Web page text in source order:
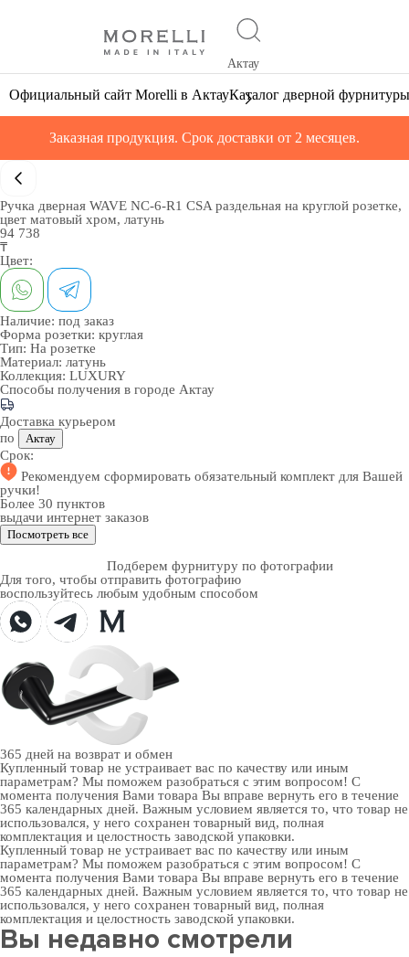
Актау
Официальный сайт Morelli в АктауКаталог дверной фурнитуры
Заказная продукция. Срок доставки от 2 месяцев.
Ручка дверная WAVE NC-6-R1 CSA раздельная на круглой розетке,
цвет матовый хром, латунь
94 738
₸
Цвет:
Наличие: под заказ
Форма розетки: круглая
Тип: На розетке
Материал: латунь
Коллекция: LUXURY
Способы получения в городе Актау
Доставка курьером
по
Актау
Срок:
Рекомендуем сформировать обязательный комплект для Вашей
ручки!
Более 30 пунктов
выдачи интернет заказов
Посмотреть все
Подберем фурнитуру по фотографии
Для того, чтобы отправить фотографию
воспользуйтесь любым удобным способом
365 дней на возврат и обмен
Купленный товар не устраивает вас по качеству или иным
параметрам? Мы поможем разобраться с этим вопросом! С
момента получения Вами товара Вы вправе вернуть его в течение
365 календарных дней. Важным условием является то, что товар не
использовался, у него сохранен товарный вид, полная
комплектация и целостность заводской упаковки.
Купленный товар не устраивает вас по качеству или иным
параметрам? Мы поможем разобраться с этим вопросом! С
момента получения Вами товара Вы вправе вернуть его в течение
365 календарных дней. Важным условием является то, что товар не
использовался, у него сохранен товарный вид, полная
комплектация и целостность заводской упаковки.
Вы недавно смотрели